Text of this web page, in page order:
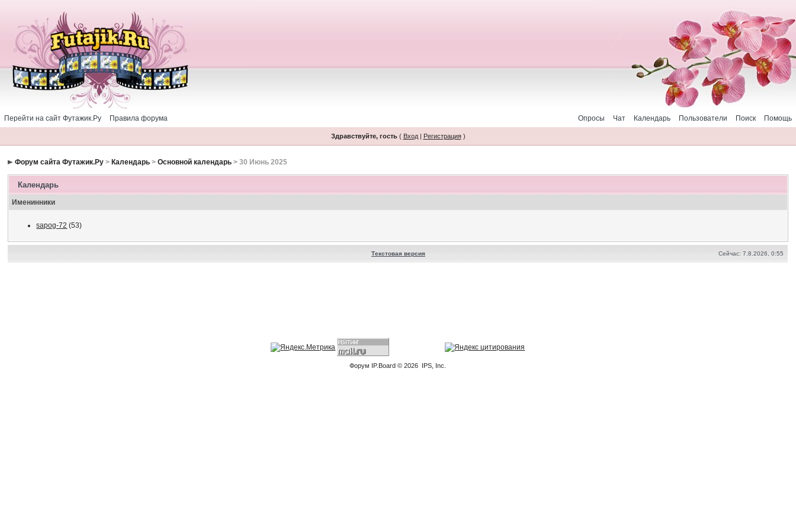
Перейти на сайт Футажик.Ру Правила форума Помощь
Поиск
Пользователи
Календарь
Чат
Опросы
Здравствуйте, гость( Вход| Регистрация)
Форум сайта Футажик.Ру > Календарь >Основной календарь > 30 Июнь 2025
Календарь
Именинники
sapog-72 (53)
Текстовая версия Сейчас: 7.8.2026, 0:55
Форум IP.Board © 2026 IPS, Inc